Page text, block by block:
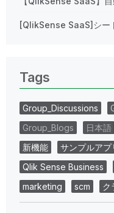
[QlikSense SaaS]シー
Tags
Group_Discussions
Group_Blogs
日本語
新機能
サンプルアプ
Qlik Sense Business
marketing
scm ク